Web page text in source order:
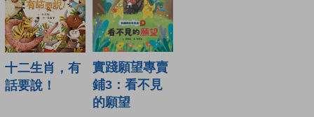
十二生肖，有
話要說！
實踐願望專賣
鋪3：看不見
的願望